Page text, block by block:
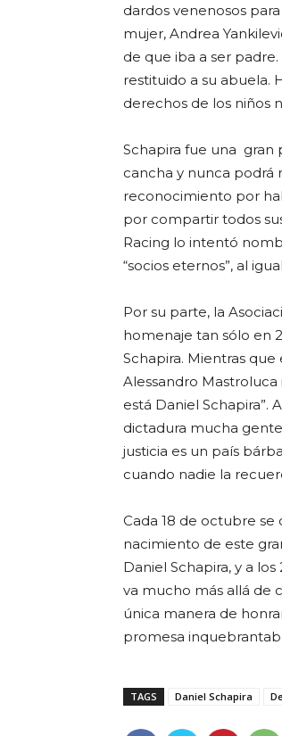
dardos venenosos
mujer, Andrea
de que iba a ser
restituido a su abuela.
derechos de los niños
Schapira fue una gran
cancha y nunca podrá
reconocimiento por
por compartir todos
Racing lo intentó
“socios eternos”, al
Por su parte, la
homenaje tan sólo en
Schapira. Mientras
Alessandro
está Daniel Schapira”.
dictadura mucha
justicia es un país
cuando nadie la
Cada 18 de octubre
nacimiento de este
Daniel Schapira, y a
va mucho más allá de
única manera de
promesa
TAGS Daniel Schapira